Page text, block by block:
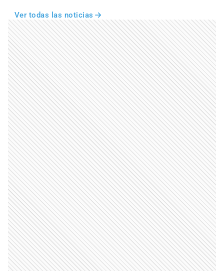
Ver todas las noticias